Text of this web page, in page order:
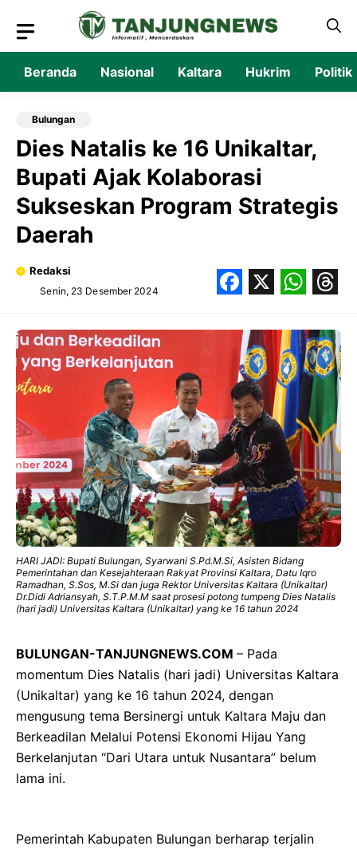
isi
Beranda Nasional Kaltara Hukrim Politik
Bulungan
Dies Natalis ke 16 Unikaltar,
Bupati Ajak Kolaborasi
Sukseskan Program Strategis
Daerah
Redaksi
Senin, 23 Desember 2024
HARI JADI: Bupati Bulungan, Syarwani S.Pd.M.Si, Asisten Bidang
Pemerintahan dan Kesejahteraan Rakyat Provinsi Kaltara, Datu Iqro
Ramadhan, S.Sos, M.Si dan juga Rektor Universitas Kaltara (Unikaltar)
Dr.Didi Adriansyah, S.T.P.M.M saat prosesi potong tumpeng Dies Natalis
(hari jadi) Universitas Kaltara (Unikaltar) yang ke 16 tahun 2024
BULUNGAN-TANJUNGNEWS.COM – Pada
momentum Dies Natalis (hari jadi) Universitas Kaltara
(Unikaltar) yang ke 16 tahun 2024, dengan
mengusung tema Bersinergi untuk Kaltara Maju dan
Berkeadilan Melalui Potensi Ekonomi Hijau Yang
Berkelanjutan “Dari Utara untuk Nusantara” belum
lama ini.
Pemerintah Kabupaten Bulungan berharap terjalin